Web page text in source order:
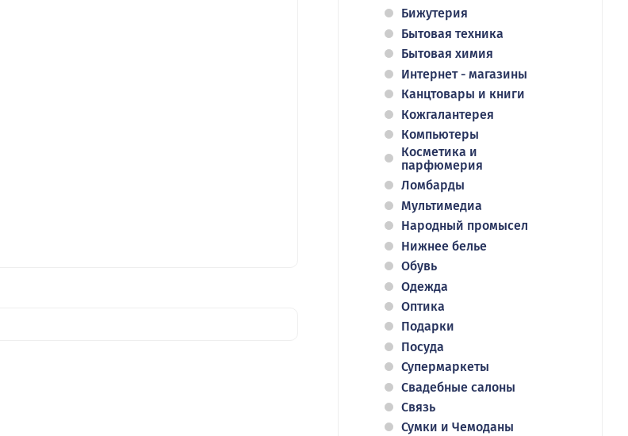
Бижутерия
Бытовая техника
Бытовая химия
Интернет - магазины
Канцтовары и книги
Кожгалантерея
Компьютеры
Косметика и
парфюмерия
Ломбарды
Мультимедиа
Народный промысел
Нижнее белье
Обувь
Одежда
Оптика
Подарки
Посуда
Супермаркеты
Свадебные салоны
Связь
Сумки и Чемоданы